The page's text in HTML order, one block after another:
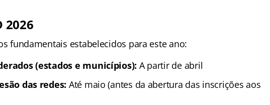
2026
fundamentais estabelecidos para este ano:
(estados e municípios): A partir de abril
das redes: Até maio (antes da abertura das inscrições aos